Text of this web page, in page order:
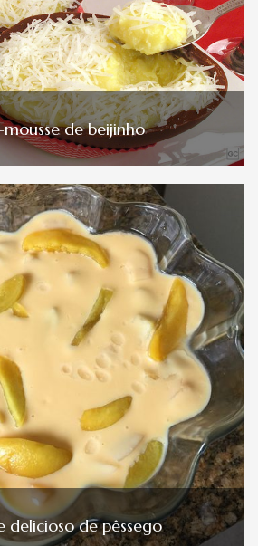
de beijinho
delicioso de pêssego